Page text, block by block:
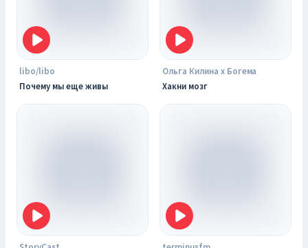
libo/libo
Почему мы еще живы
Ольга Килина х Богема
Хакни мозг